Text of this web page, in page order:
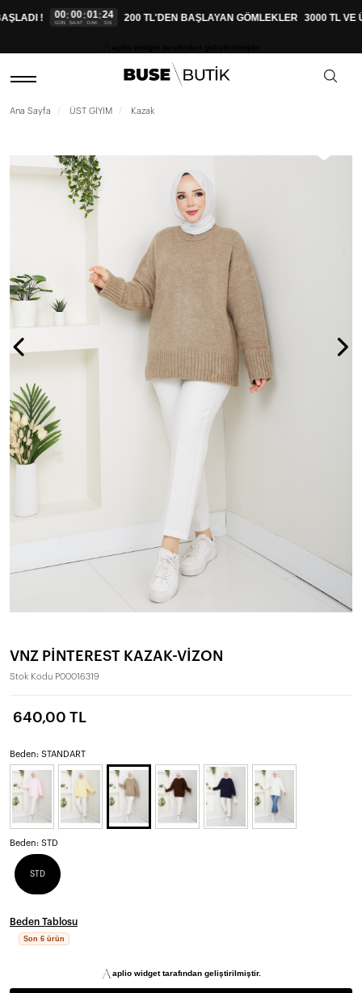
! 00
GÜN
:00
SAAT
:01
DAK
:23
SN 200 TL'DEN BAŞLAYAN GÖMLEKLER 3000 TL VE
Ana Sayfa ÜST GİYİM Kazak
VNZ PİNTEREST KAZAK-VİZON
Stok Kodu P00016319
640,00 TL
Beden: STANDART
Beden: STD
STD
Beden Tablosu
Son 6 ürün
aplio widget tarafından geliştirilmiştir.